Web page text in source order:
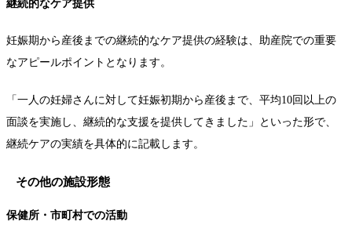
継続的なケア提供
妊娠期から産後までの継続的なケア提供の経験は、助産院での重要
なアピールポイントとなります。
「一人の妊婦さんに対して妊娠初期から産後まで、平均10回以上の
面談を実施し、継続的な支援を提供してきました」といった形で、
継続ケアの実績を具体的に記載します。
その他の施設形態
保健所・市町村での活動